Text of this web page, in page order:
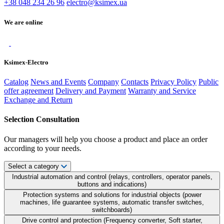
+38 048 234 26 96 electro@ksimex.ua
We are online
Ksimex-Electro
Catalog News and Events Company Contacts Privacy Policy Public
offer agreement Delivery and Payment Warranty and Service
Exchange and Return
Selection Consultation
Our managers will help you choose a product and place an order
according to your needs.
Select a category
Industrial automation and control (relays, controllers, operator panels,
buttons and indications)
Protection systems and solutions for industrial objects (power
machines, life guarantee systems, automatic transfer switches,
switchboards)
Drive control and protection (Frequency converter, Soft starter,